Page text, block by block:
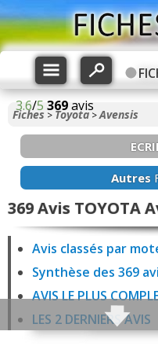
3.6/5 369avis
Fiches > Toyota >Avensis
Autres
369 Avis TOYOTA
Avis classés par
Synthèse des 369
AVIS LE PLUS
LES 2 DERNIERS AVIS